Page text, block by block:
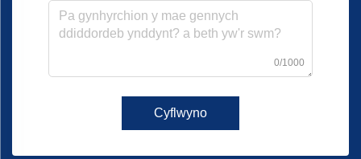
0/1000
Cyflwyno